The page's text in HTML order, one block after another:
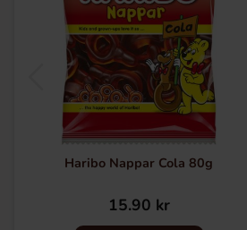
Haribo Nappar Cola 80g
15.90 kr